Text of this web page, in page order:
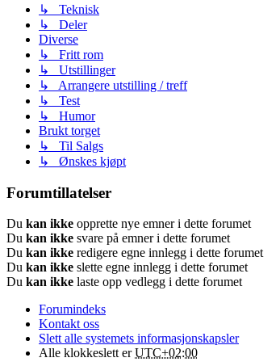
↳ Teknisk
↳ Deler
Diverse
↳ Fritt rom
↳ Utstillinger
↳ Arrangere utstilling / treff
↳ Test
↳ Humor
Brukt torget
↳ Til Salgs
↳ Ønskes kjøpt
Forumtillatelser
Du kan ikke opprette nye emner i dette forumet
Du kan ikke svare på emner i dette forumet
Du kan ikke redigere egne innlegg i dette forumet
Du kan ikke slette egne innlegg i dette forumet
Du kan ikke laste opp vedlegg i dette forumet
Forumindeks
Kontakt oss
Slett alle systemets informasjonskapsler
Alle klokkeslett erUTC+02:00